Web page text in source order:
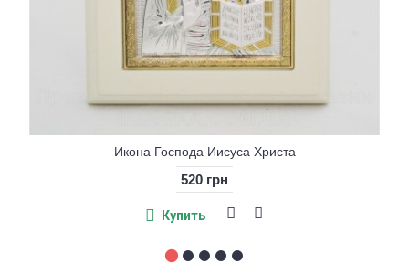
Икона Господа Иисуса Христа
520 грн
Купить